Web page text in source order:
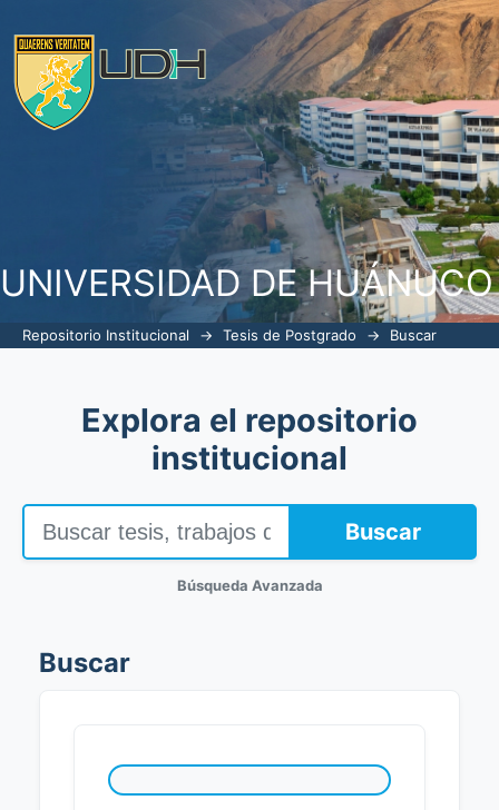
UNIVERSIDAD DE HUÁNUCO
Repositorio Institucional → Tesis de Postgrado → Buscar
Explora el repositorio
institucional
Buscar
Búsqueda Avanzada
Buscar